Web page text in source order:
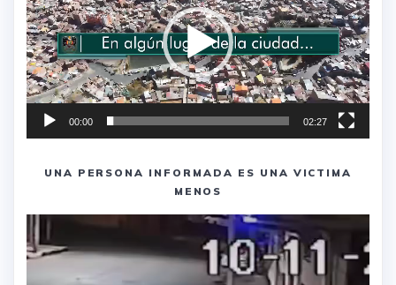
00:00 02:27
UNA PERSONA INFORMADA ES UNA VICTIMA
MENOS
Reproductor
de
vídeo